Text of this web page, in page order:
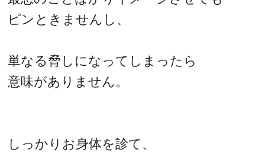
ピンときませんし、
単なる脅しになってしまったら
意味がありません。
しっかりお身体を診て、